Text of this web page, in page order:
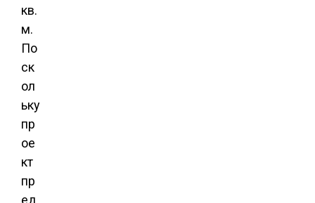
кв.
м.
По
ск
ол
ьку
пр
ое
кт
пр